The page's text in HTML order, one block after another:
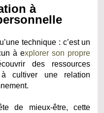
à
technique : c’est un
à explorer son propre
des ressources
cultiver une relation
de mieux-être, cette